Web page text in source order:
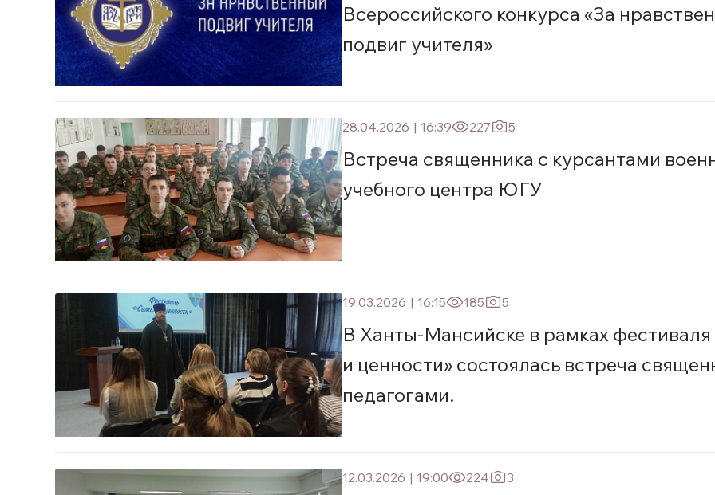
Всероссийского конкурса «За
подвиг учителя»
28.04.2026 | 16:39 227 5
Встреча священника с курсантами
учебного центра ЮГУ
19.03.2026 | 16:15 185 5
В Ханты-Мансийске в рамках
и ценности» состоялась встреча
педагогами.
12.03.2026 | 19:00 224 3